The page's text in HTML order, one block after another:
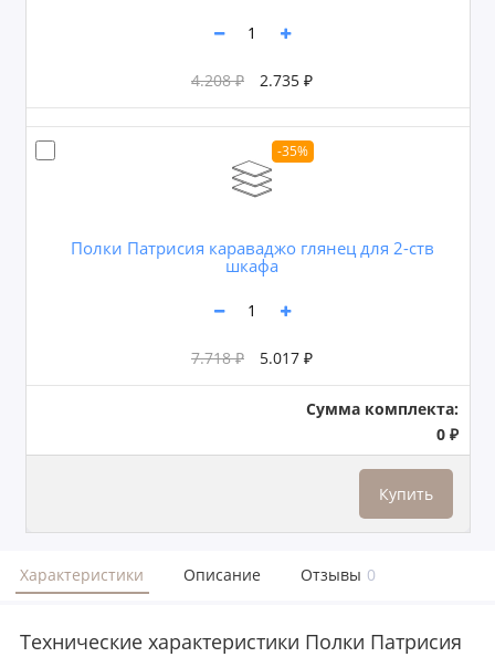
4.208 ₽ 2.735 ₽
-35%
Полки Патрисия караваджо глянец для 2-ств
шкафа
7.718 ₽ 5.017 ₽
Сумма комплекта:
0 ₽
Купить
Характеристики Описание Отзывы 0
Технические характеристики Полки Патрисия